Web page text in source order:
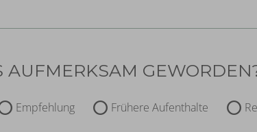
Empfehlung Frühere Aufenthalte